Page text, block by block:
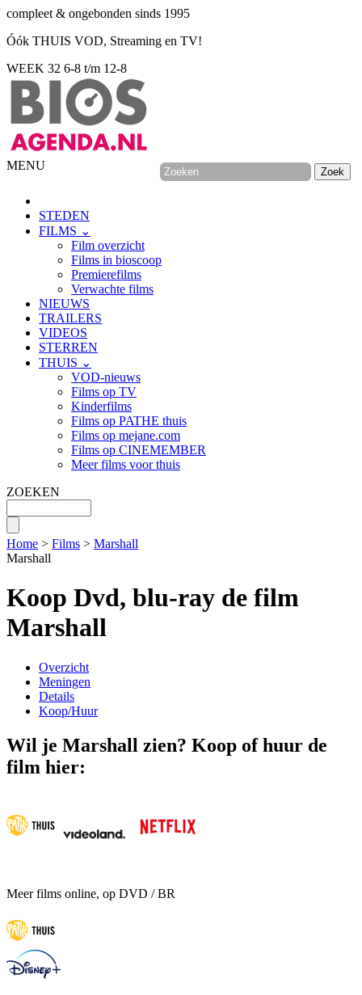
compleet & ongebonden sinds 1995
Óók THUIS VOD, Streaming en TV!
WEEK 32 6-8 t/m 12-8
MENU
STEDEN
FILMS ⌄
Film overzicht
Films in bioscoop
Premierefilms
Verwachte films
NIEUWS
TRAILERS
VIDEOS
STERREN
THUIS ⌄
VOD-nieuws
Films op TV
Kinderfilms
Films op PATHE thuis
Films op mejane.com
Films op CINEMEMBER
Meer films voor thuis
ZOEKEN
Home > Films > Marshall
Marshall
Koop Dvd, blu-ray de film
Marshall
Overzicht
Meningen
Details
Koop/Huur
Wil je Marshall zien? Koop of huur de
film hier:
Meer films online, op DVD / BR